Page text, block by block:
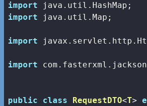
import
import java.util.Map;
import
import
public class RequestDTO<T>